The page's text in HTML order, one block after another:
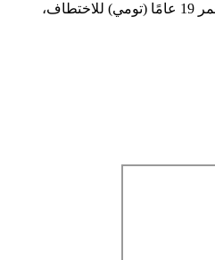
يتعرّض مجرم يبلغ من العمر 19 عامًا (تومي) للاختطاف،